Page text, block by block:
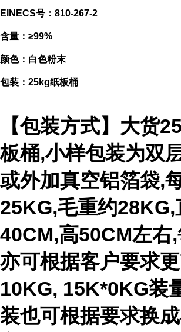
EINECS号：810-267-2
含量：≥99%
颜色：白色粉末
包装：25kg纸板桶
【包装方式】大货
板桶,小样包装为双
或外加真空铝箔袋,
25KG,毛重约28KG,
40CM,高50CM左右
亦可根据客户要求
10KG, 15K*0KG装
装也可根据要求换